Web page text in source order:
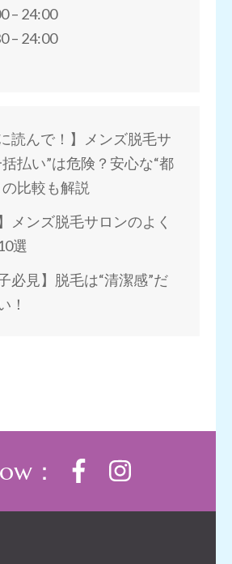
– 24:00
– 24:00
読んで！】メンズ脱毛サ
括払い”は危険？安心な“都
比較も解説
メンズ脱毛サロンのよく
選
必見】脱毛は“清潔感”だ
！
：